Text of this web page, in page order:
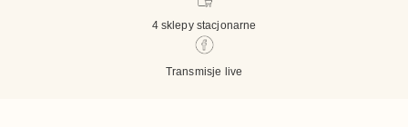
4 sklepy stacjonarne
Transmisje live